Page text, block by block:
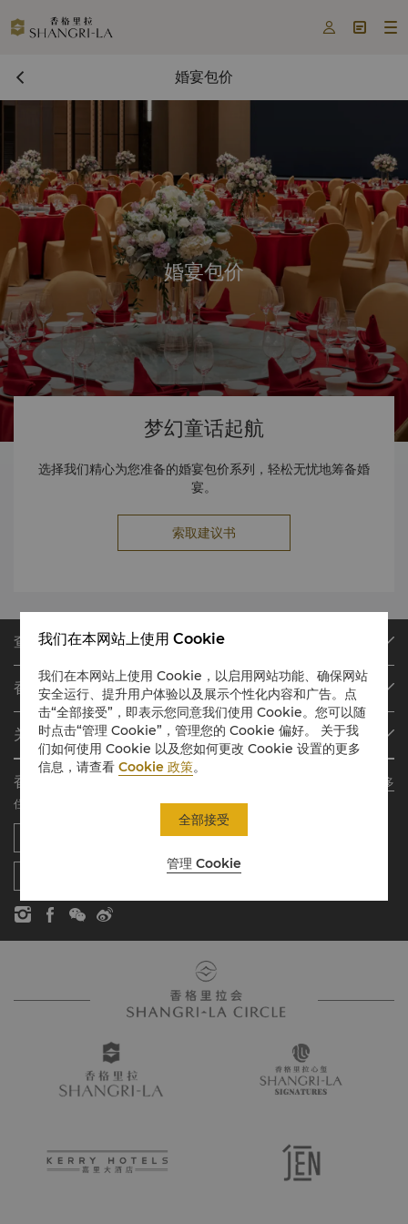
  
婚宴包价
婚宴包价
梦幻童话起航
选择我们精心为您准备的婚宴包价系列，轻松无忧地筹备婚
宴。
索取建议书
查找或预订
我们的目的地
查找预订
会议与宴会
餐厅与酒吧
香格里拉会
会员计划概述
加入香格里拉会
我的账户
常见问题
联络我们
关于香格里拉集团
关于我们
我们的酒店品牌
香格里拉中心
联系方式
投资咨询
职业发展
企业社会责任
香格里拉会应用程序
了解更多
住宿、餐饮、购物 随想随享
我们在本网站上使用 Cookie
我们在本网站上使用 Cookie，以启用网站功能、确保网站
安全运行、提升用户体验以及展示个性化内容和广告。点
击“全部接受”，即表示您同意我们使用 Cookie。您可以随
时点击“管理 Cookie”，管理您的 Cookie 偏好。 关于我
们如何使用 Cookie 以及您如何更改 Cookie 设置的更多
信息，请查看Cookie 政策。
管理 Cookie
全部接受